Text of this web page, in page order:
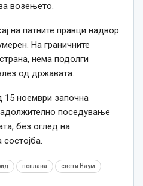
возењето.
на патните правци надвор
На граничните
нема подолги
од државата.
15 ноември започна
поседување
без оглед на
поплава свети Наум